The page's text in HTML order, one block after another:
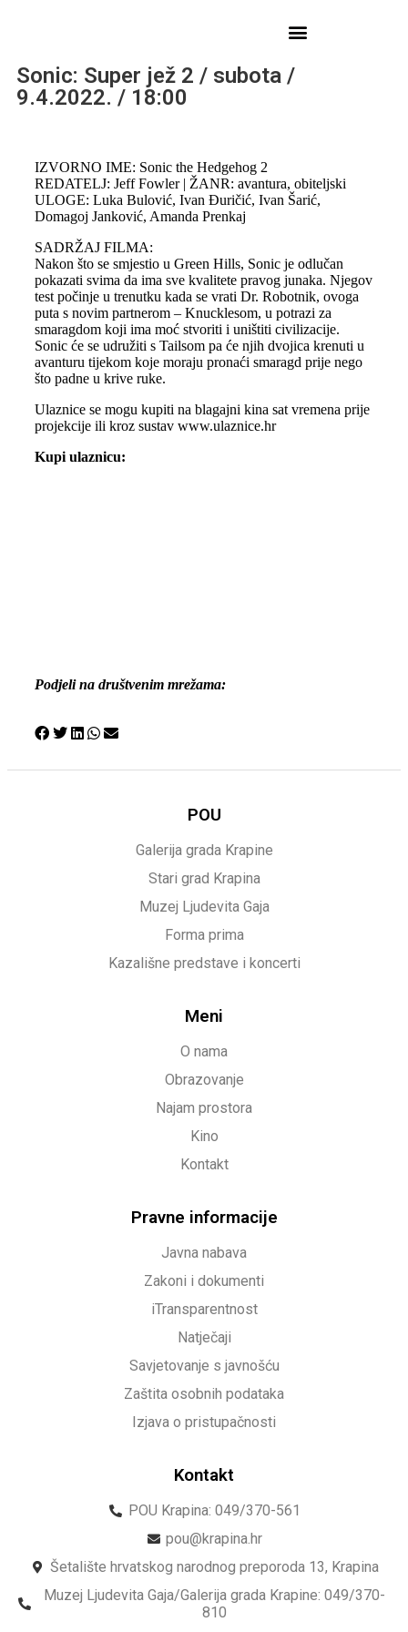
Sonic: Super jež 2 / subota /
9.4.2022. / 18:00
IZVORNO IME: Sonic the Hedgehog 2
REDATELJ: Jeff Fowler | ŽANR: avantura, obiteljski
ULOGE: Luka Bulović, Ivan Đuričić, Ivan Šarić,
Domagoj Janković, Amanda Prenkaj
SADRŽAJ FILMA:
Nakon što se smjestio u Green Hills, Sonic je odlučan
pokazati svima da ima sve kvalitete pravog junaka. Njegov
test počinje u trenutku kada se vrati Dr. Robotnik, ovoga
puta s novim partnerom – Knucklesom, u potrazi za
smaragdom koji ima moć stvoriti i uništiti civilizacije.
Sonic će se udružiti s Tailsom pa će njih dvojica krenuti u
avanturu tijekom koje moraju pronaći smaragd prije nego
što padne u krive ruke.
Ulaznice se mogu kupiti na blagajni kina sat vremena prije
projekcije ili kroz sustav www.ulaznice.hr
Kupi ulaznicu:
Podjeli na društvenim mrežama:
POU
Galerija grada Krapine
Stari grad Krapina
Muzej Ljudevita Gaja
Forma prima
Kazališne predstave i koncerti
Meni
O nama
Obrazovanje
Najam prostora
Kino
Kontakt
Pravne informacije
Javna nabava
Zakoni i dokumenti
iTransparentnost
Natječaji
Savjetovanje s javnošću
Zaštita osobnih podataka
Izjava o pristupačnosti
Kontakt
POU Krapina: 049/370-561
pou@krapina.hr
Šetalište hrvatskog narodnog preporoda 13, Krapina
Muzej Ljudevita Gaja/Galerija grada Krapine: 049/370-
810